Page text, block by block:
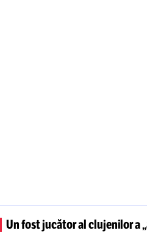
Un fost jucător al clujenilor a